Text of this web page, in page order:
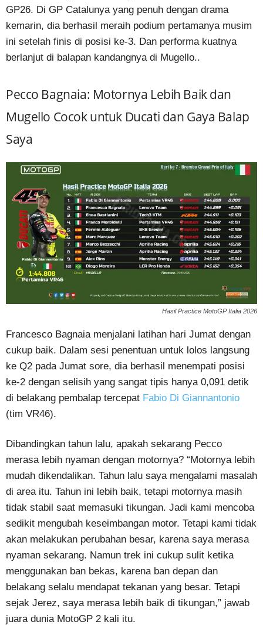
GP26. Di GP Catalunya yang penuh dengan drama
kemarin, dia berhasil meraih podium pertamanya musim
ini setelah finis di posisi ke-3. Dan performa kuatnya
berlanjut di balapan kandangnya di Mugello..
Pecco Bagnaia: Motornya Lebih Baik dan
Mugello Cocok untuk Ducati dan Gaya Balap
Saya
Hasil Practice MotoGP Italia 2026
Francesco Bagnaia menjalani latihan hari Jumat dengan
cukup baik. Dalam sesi penentuan untuk lolos langsung
ke Q2 pada Jumat sore, dia berhasil menempati posisi
ke-2 dengan selisih yang sangat tipis hanya 0,091 detik
di belakang pembalap tercepat Fabio Di Giannantonio
(tim VR46).
Dibandingkan tahun lalu, apakah sekarang Pecco
merasa lebih nyaman dengan motornya? “Motornya lebih
mudah dikendalikan. Tahun lalu saya mengalami masalah
di area itu. Tahun ini lebih baik, tetapi motornya masih
tidak stabil saat memasuki tikungan. Jadi kami mencoba
sedikit mengubah keseimbangan motor. Tetapi kami tidak
akan melakukan perubahan besar, karena saya merasa
nyaman sekarang. Namun trek ini cukup sulit ketika
menggunakan ban bekas, karena ban depan dan
belakang selalu mendapat tekanan yang besar. Tetapi
sejak Jerez, saya merasa lebih baik di tikungan,” jawab
juara dunia MotoGP 2 kali itu.